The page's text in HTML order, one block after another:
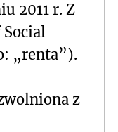
2011 r. Z
„renta”).
z